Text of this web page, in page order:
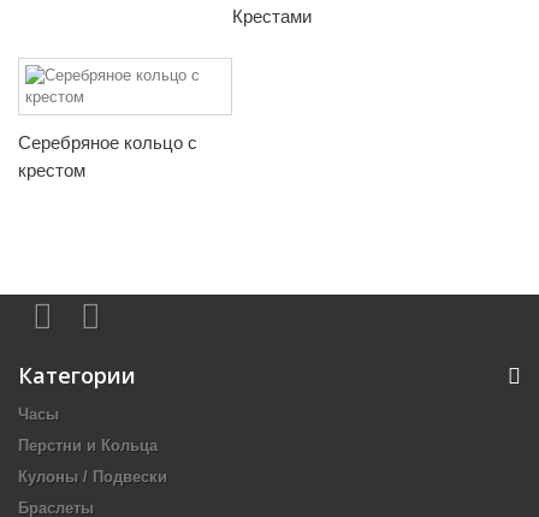
Крестами
Серебряное кольцо с
крестом
Категории
Часы
Перстни и Кольца
Кулоны / Подвески
Браслеты